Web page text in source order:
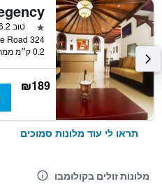
כוכב 1טוב 6.2
0.2 ק״מ ממרכז העיר
₪189
תראו לי עוד מלונות סמוכים
מלונות זולים בקולומבו